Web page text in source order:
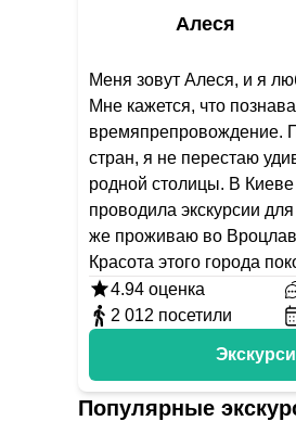
Алеся
Меня зовут Алеся, и я
Мне кажется, что
времяпрепровождение.
стран, я не перестаю
родной столицы. В Киеве
проводила экскурсии
же проживаю во
Красота этого города
4.94 оценка
2 012 посетили
Популярные